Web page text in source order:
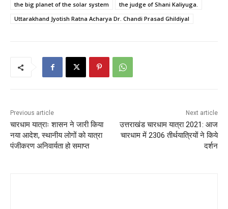
the big planet of the solar system
the judge of Shani Kaliyuga.
Uttarakhand Jyotish Ratna Acharya Dr. Chandi Prasad Ghildiyal
Previous article
चारधाम यात्राः शासन ने जारी किया
नया आदेश, स्थानीय लोगों को यात्रा
पंजीकरण अनिवार्यता हो समाप्त
Next article
उत्तराखंड चारधाम यात्रा 2021: आज
चारधाम में 2306 तीर्थयात्रियों ने किये
दर्शन